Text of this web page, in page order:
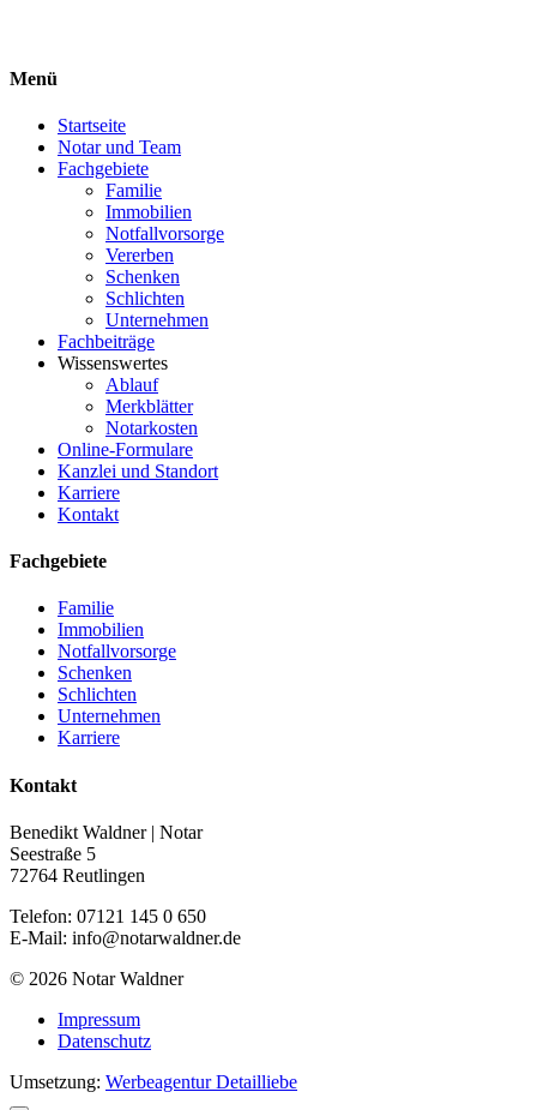
Menü
Startseite
Notar und Team
Fachgebiete
Familie
Immobilien
Notfallvorsorge
Vererben
Schenken
Schlichten
Unternehmen
Fachbeiträge
Wissenswertes
Ablauf
Merkblätter
Notarkosten
Online-Formulare
Kanzlei und Standort
Karriere
Kontakt
Fachgebiete
Familie
Immobilien
Notfallvorsorge
Schenken
Schlichten
Unternehmen
Karriere
Kontakt
Benedikt Waldner | Notar
Seestraße 5
72764 Reutlingen
Telefon: 07121 145 0 650
E-Mail: info@notarwaldner.de
© 2026 Notar Waldner
Impressum
Datenschutz
Umsetzung: Werbeagentur Detailliebe